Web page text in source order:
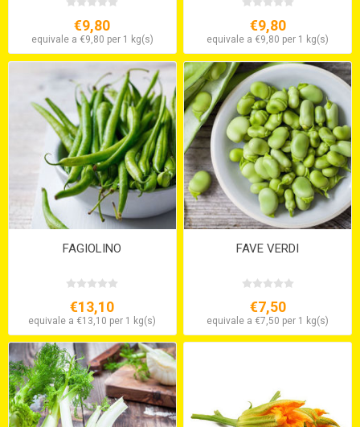
€9,80
equivale a €9,80 per 1 kg(s)
€9,80
equivale a €9,80 per 1 kg(s)
FAGIOLINO
€13,10
equivale a €13,10 per 1 kg(s)
FAVE VERDI
€7,50
equivale a €7,50 per 1 kg(s)